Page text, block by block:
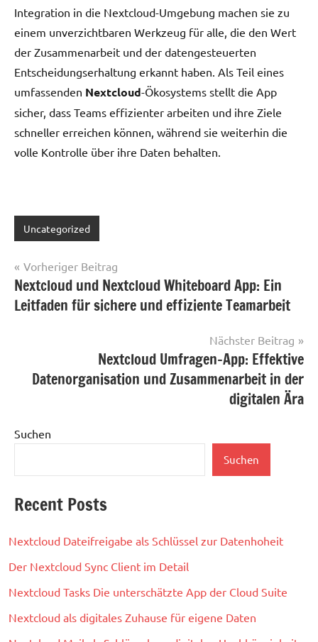
Integration in die Nextcloud-Umgebung machen sie zu
einem unverzichtbaren Werkzeug für alle, die den Wert
der Zusammenarbeit und der datengesteuerten
Entscheidungserhaltung erkannt haben. Als Teil eines
umfassenden Nextcloud-Ökosystems stellt die App
sicher, dass Teams effizienter arbeiten und ihre Ziele
schneller erreichen können, während sie weiterhin die
volle Kontrolle über ihre Daten behalten.
Uncategorized
Beitragsnavigation
Vorheriger Beitrag
Nextcloud und Nextcloud Whiteboard App: Ein
Leitfaden für sichere und effiziente Teamarbeit
Nächster Beitrag
Nextcloud Umfragen-App: Effektive
Datenorganisation und Zusammenarbeit in der
digitalen Ära
Suchen
Suchen
Recent Posts
Nextcloud Dateifreigabe als Schlüssel zur Datenhoheit
Der Nextcloud Sync Client im Detail
Nextcloud Tasks Die unterschätzte App der Cloud Suite
Nextcloud als digitales Zuhause für eigene Daten